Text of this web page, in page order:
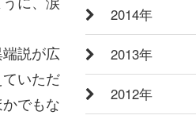
説が広
いただ
でもな
2014年
2013年
2012年